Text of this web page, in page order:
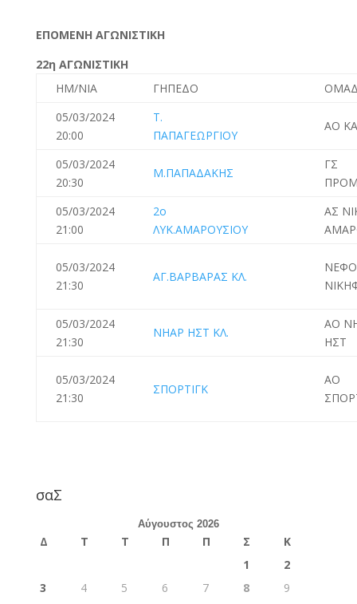
ΕΠΟΜΕΝΗ ΑΓΩΝΙΣΤΙΚΗ
22η ΑΓΩΝΙΣΤΙΚΗ
ΗΜ/ΝΙΑ
ΓΗΠΕΔΟ
05/03/2024
20:00
Τ.
ΠΑΠΑΓΕΩΡΓΙΟΥ
ΑΟ
05/03/2024
20:30
Μ.ΠΑΠΑΔΑΚΗΣ
ΓΣ
05/03/2024
21:00
2ο
ΛΥΚ.ΑΜΑΡΟΥΣΙΟΥ
ΑΣ
05/03/2024
21:30
ΑΓ.ΒΑΡΒΑΡΑΣ ΚΛ.
ΝΕΦΟ
05/03/2024
21:30
ΝΗΑΡ ΗΣΤ ΚΛ.
ΑΟ
ΗΣΤ
05/03/2024
21:30
ΣΠΟΡΤΙΓΚ
ΑΟ
σαΣ
Αύγουστος 2026
Δ Τ Τ Π Π Σ
Κ
1
2
3
4 5 6 7 8
9